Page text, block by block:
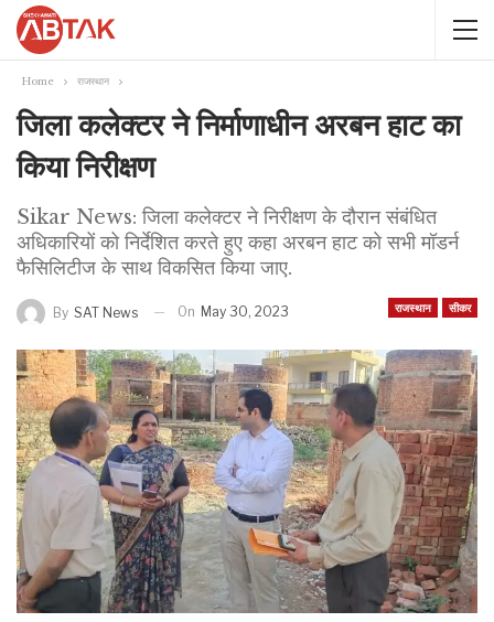
Home राजस्थान
जिला कलेक्टर ने निर्माणाधीन अरबन हाट का
किया निरीक्षण
Sikar News: जिला कलेक्टर ने निरीक्षण के दौरान संबंधित
अधिकारियों को निर्देशित करते हुए कहा अरबन हाट को सभी मॉडर्न
फैसिलिटीज के साथ विकसित किया जाए.
राजस्थान सीकर
By SAT News On May 30, 2023